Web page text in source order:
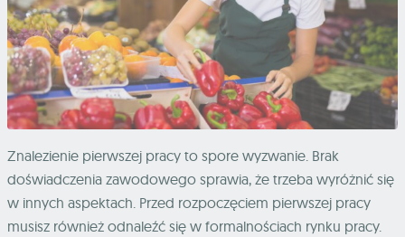
Znalezienie pierwszej pracy to spore wyzwanie. Brak
doświadczenia zawodowego sprawia, że trzeba wyróżnić się
w innych aspektach. Przed rozpoczęciem pierwszej pracy
musisz również odnaleźć się w formalnościach rynku pracy.